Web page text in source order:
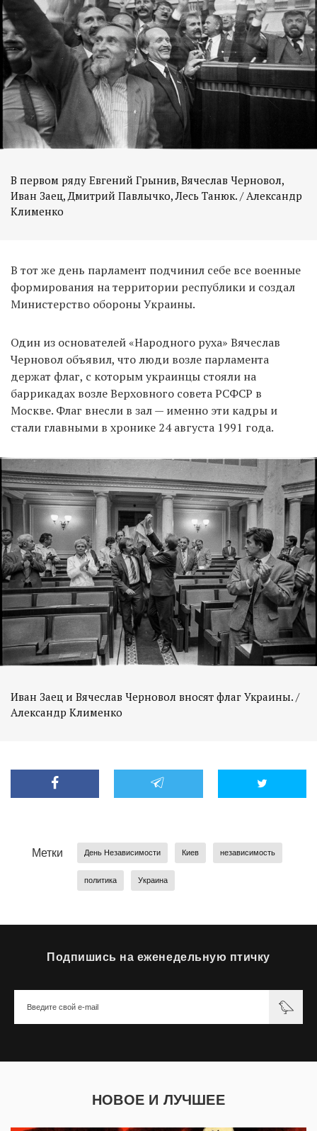
В первом ряду Евгений Грынив, Вячеслав Черновол,
Иван Заец, Дмитрий Павлычко, Лесь Танюк. / Александр
Клименко
В тот же день парламент подчинил себе все военные
формирования на территории республики и создал
Министерство обороны Украины.
Один из основателей «Народного руха» Вячеслав
Черновол объявил, что люди возле парламента
держат флаг, с которым украинцы стояли на
баррикадах возле Верховного совета РСФСР в
Москве. Флаг внесли в зал — именно эти кадры и
стали главными в хронике 24 августа 1991 года.
Иван Заец и Вячеслав Черновол вносят флаг Украины. /
Александр Клименко
Метки День Независимости Киев независимость
политика Украина
Подпишись на еженедельную птичку
НОВОЕ И ЛУЧШЕЕ